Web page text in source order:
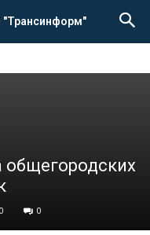
общегородских
0